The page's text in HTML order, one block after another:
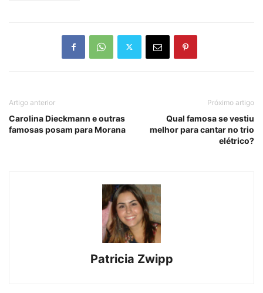
Artigo anterior
Carolina Dieckmann e outras
famosas posam para Morana
Próximo artigo
Qual famosa se vestiu
melhor para cantar no trio
elétrico?
Patricia Zwipp